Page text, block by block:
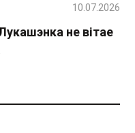
не вітае
10.07.2026